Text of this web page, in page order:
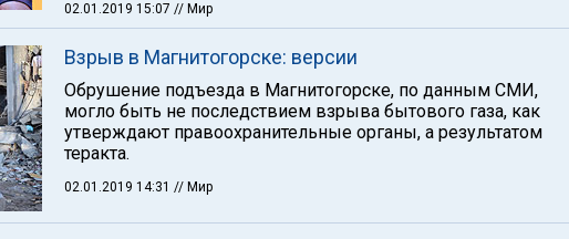
02.01.2019 15:07 // Мир
Взрыв в Магнитогорске: версии
Обрушение подъезда в Магнитогорске, по данным СМИ,
могло быть не последствием взрыва бытового газа, как
утверждают правоохранительные органы, а результатом
теракта.
02.01.2019 14:31 // Мир